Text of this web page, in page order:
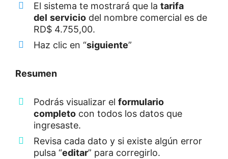
El sistema te mostrará que la tarifa
del servicio del nombre comercial es de
RD$ 4.755,00.
Haz clic en “siguiente”
Resumen
Podrás visualizar el formulario
completo con todos los datos que
ingresaste.
Revisa cada dato y si existe algún error
pulsa “editar” para corregirlo.